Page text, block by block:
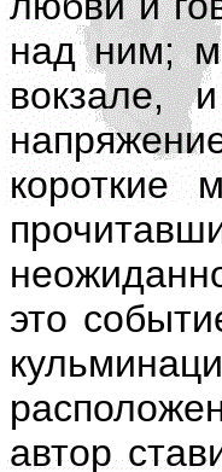
над ним;
вокзале,
короткие
это
автор